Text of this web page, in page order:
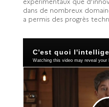
dans de nombreux
a permis des progrès